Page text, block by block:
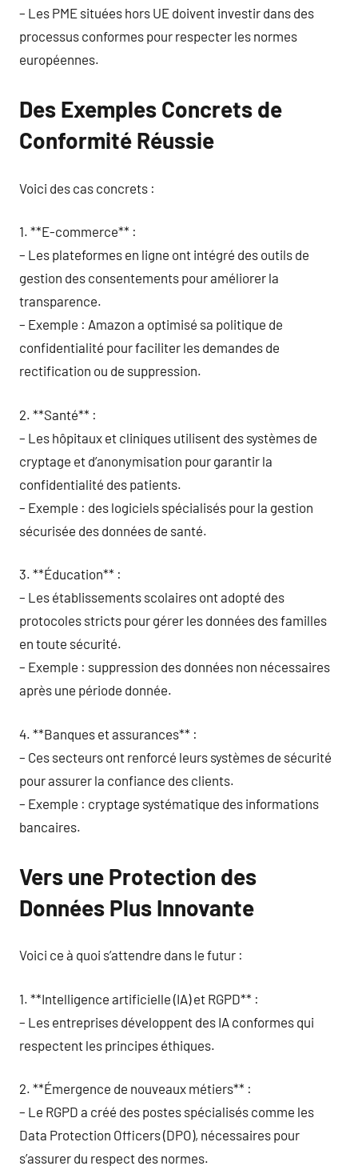
– Les PME situées hors UE doivent investir dans des
processus conformes pour respecter les normes
européennes.
Des Exemples Concrets de
Conformité Réussie
Voici des cas concrets :
1. **E-commerce** :
– Les plateformes en ligne ont intégré des outils de
gestion des consentements pour améliorer la
transparence.
– Exemple : Amazon a optimisé sa politique de
confidentialité pour faciliter les demandes de
rectification ou de suppression.
2. **Santé** :
– Les hôpitaux et cliniques utilisent des systèmes de
cryptage et d’anonymisation pour garantir la
confidentialité des patients.
– Exemple : des logiciels spécialisés pour la gestion
sécurisée des données de santé.
3. **Éducation** :
– Les établissements scolaires ont adopté des
protocoles stricts pour gérer les données des familles
en toute sécurité.
– Exemple : suppression des données non nécessaires
après une période donnée.
4. **Banques et assurances** :
– Ces secteurs ont renforcé leurs systèmes de sécurité
pour assurer la confiance des clients.
– Exemple : cryptage systématique des informations
bancaires.
Vers une Protection des
Données Plus Innovante
Voici ce à quoi s’attendre dans le futur :
1. **Intelligence artificielle (IA) et RGPD** :
– Les entreprises développent des IA conformes qui
respectent les principes éthiques.
2. **Émergence de nouveaux métiers** :
– Le RGPD a créé des postes spécialisés comme les
Data Protection Officers (DPO), nécessaires pour
s’assurer du respect des normes.